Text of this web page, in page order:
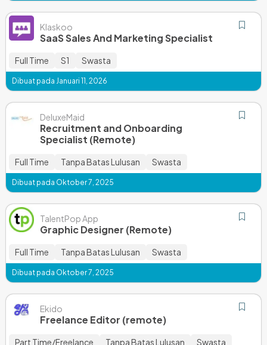
Klaskoo
SaaS Sales And Marketing Specialist
Full Time S1 Swasta
Dibuat pada Januari 11, 2026
DeluxeMaid
Recruitment and Onboarding
Specialist (Remote)
Full Time Tanpa Batas Lulusan Swasta
Dibuat pada Oktober 7, 2025
TalentPop App
Graphic Designer (Remote)
Full Time Tanpa Batas Lulusan Swasta
Dibuat pada Oktober 7, 2025
Ekido
Freelance Editor (remote)
Part Time/Freelance Tanpa Batas Lulusan Swasta